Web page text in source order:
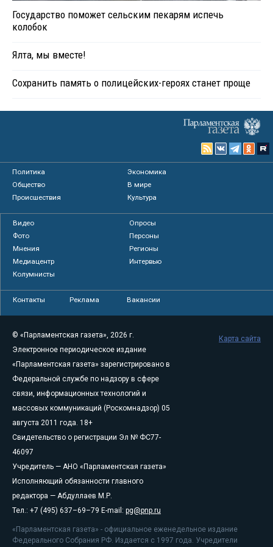
Государство поможет сельским пекарям испечь
колобок
Ялта, мы вместе!
Сохранить память о полицейских-героях станет проще
Политика
Экономика
Общество
В мире
Происшествия
Культура
Видео
Опросы
Фото
Персоны
Мнения
Регионы
Медиацентр
Интервью
Колумнисты
Контакты Реклама Вакансии
© «Парламентская газета», 2026 г.
Электронное периодическое издание
«Парламентская газета» зарегистрировано в
Федеральной службе по надзору в сфере
связи, информационных технологий и
массовых коммуникаций (Роскомнадзор) 05
августа 2011 года. 18+
Свидетельство о регистрации Эл № ФС77-
46097
Учредитель — АНО «Парламентская газета»
Исполняющий обязанности главного
редактора — Абдуллаев М.Р.
Тел.: +7 (495) 637–69–79 E-mail: pg@pnp.ru
«Парламентская газета» - официальное еженедельное издание
Федерального Собрания РФ. Издается с 1997 года. Учредители
Карта сайта